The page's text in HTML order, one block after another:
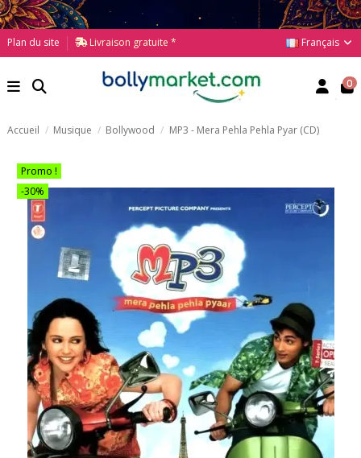
Plan du site Livraison gratuite * Français
0
Accueil Musique Bollywood MP3 - Mera Pehla Pehla Pyar (CD)
Promo !
-30%